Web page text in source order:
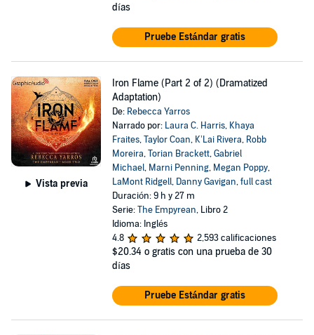
días
Pruebe Estándar gratis
Vista previa
Iron Flame (Part 2 of 2) (Dramatized
Adaptation)
De: Rebecca Yarros
Narrado por: Laura C. Harris, Khaya
Fraites,Taylor Coan, K’Lai Rivera, Robb
Moreira,Torian Brackett,Gabriel
Michael, Marni Penning, Megan Poppy,
LaMont Ridgell, Danny Gavigan,full cast
Duración: 9 h y 27 m
Serie:The Empyrean, Libro 2
Idioma: Inglés
4.8
2,593 calificaciones
$20.34 o gratis con una prueba de 30
días
Pruebe Estándar gratis